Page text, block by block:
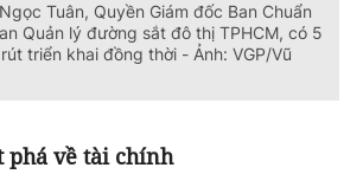
Tuân, Quyền Giám đốc Ban Chuẩn
Quản lý đường sắt đô thị TPHCM, có 5
triển khai đồng thời - Ảnh: VGP/Vũ
phá về tài chính